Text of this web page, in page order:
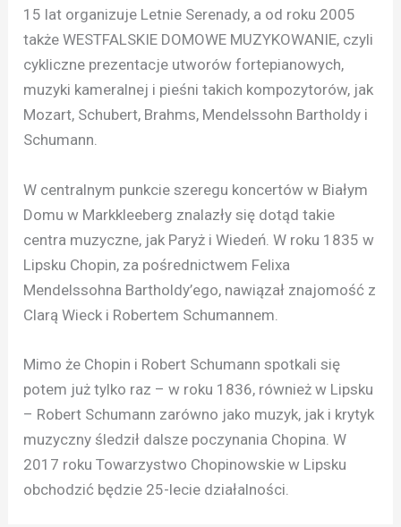
15 lat organizuje Letnie Serenady, a od roku 2005
także WESTFALSKIE DOMOWE MUZYKOWANIE, czyli
cykliczne prezentacje utworów fortepianowych,
muzyki kameralnej i pieśni takich kompozytorów, jak
Mozart, Schubert, Brahms, Mendelssohn Bartholdy i
Schumann.
W centralnym punkcie szeregu koncertów w Białym
Domu w Markkleeberg znalazły się dotąd takie
centra muzyczne, jak Paryż i Wiedeń. W roku 1835 w
Lipsku Chopin, za pośrednictwem Felixa
Mendelssohna Bartholdy’ego, nawiązał znajomość z
Clarą Wieck i Robertem Schumannem.
Mimo że Chopin i Robert Schumann spotkali się
potem już tylko raz – w roku 1836, również w Lipsku
– Robert Schumann zarówno jako muzyk, jak i krytyk
muzyczny śledził dalsze poczynania Chopina. W
2017 roku Towarzystwo Chopinowskie w Lipsku
obchodzić będzie 25-lecie działalności.